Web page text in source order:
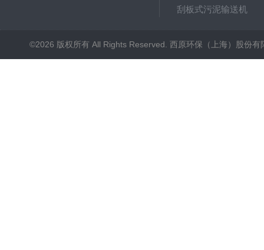
刮板式污泥输送机
©2026 版权所有 All Rights Reserved. 西原环保（上海）股份